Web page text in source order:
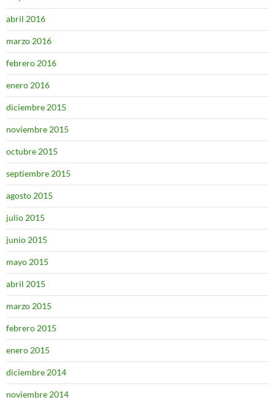
abril 2016
marzo 2016
febrero 2016
enero 2016
diciembre 2015
noviembre 2015
octubre 2015
septiembre 2015
agosto 2015
julio 2015
junio 2015
mayo 2015
abril 2015
marzo 2015
febrero 2015
enero 2015
diciembre 2014
noviembre 2014